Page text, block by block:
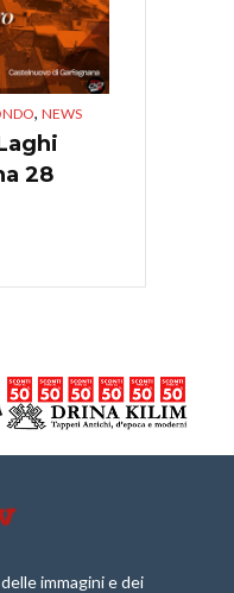
, NEWS
28
immagini e dei